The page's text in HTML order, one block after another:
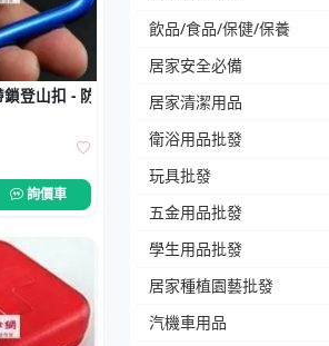
飲品/食品/保健/保養
居家安全必備
居家清潔用品
衛浴用品批發
玩具批發
五金用品批發
學生用品批發
居家種植園藝批發
汽機車用品
鎖登山扣 - 防盜鑰匙扣
詢價車